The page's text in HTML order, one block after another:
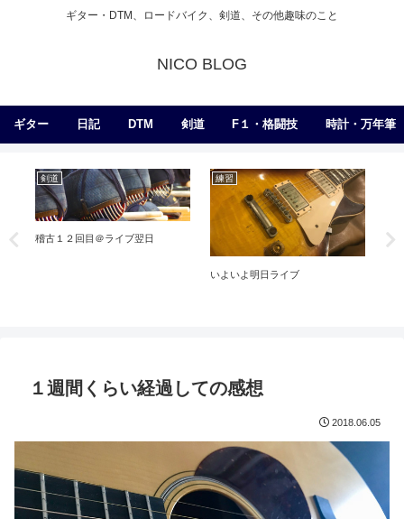
ギター・DTM、ロードバイク、剣道、その他趣味のこと
NICO BLOG
ギター 日記 DTM 剣道 F１・格闘技 時計・万年筆
剣道
稽古１２回目＠ライブ翌日
練習
いよいよ明日ライブ
１週間くらい経過しての感想
2018.06.05